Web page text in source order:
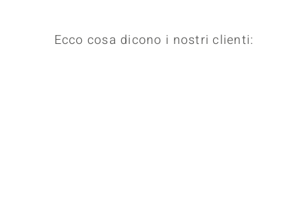
Ecco cosa dicono i nostri clienti: